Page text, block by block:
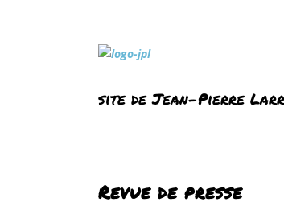
site de Jean-Pierre
Revue de presse